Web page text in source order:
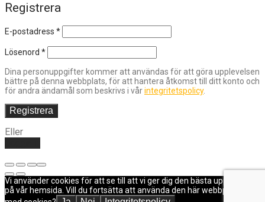
Registrera
E-postadress *
Lösenord *
Dina personuppgifter kommer att användas för att göra upplevelsen
bättre på denna webbplats, för att hantera åtkomst till ditt konto och
för andra ändamål som beskrivs i vårintegritetspolicy.
Registrera
Eller
Vi använder cookies för att se till att vi ger dig den bästa upplevelsen
på vår hemsida. Vill du fortsätta att använda den här webbplatsen